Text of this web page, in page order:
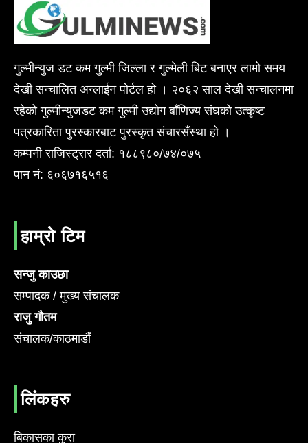
गुल्मीन्युज डट कम गुल्मी जिल्ला र गुल्मेली बिट बनाएर लामो समय
देखी सन्चालित अन्लाईन पोर्टल हो । २०६२ साल देखी सन्चालनमा
रहेको गुल्मीन्युजडट कम गुल्मी उद्योग बाँणिज्य संघको उत्कृष्ट
पत्रकारिता पुरस्कारबाट पुरस्कृत संचारसँस्था हो ।
कम्पनी राजिस्ट्रार दर्ता: १८८९८०/७४/०७५
पान नं: ६०६७१६५१६
हाम्रो टिम
सन्जु काउछा
सम्पादक / मुख्य संचालक
राजु गौतम
संचालक/काठमाडौं
लिंकहरु
बिकासका कुरा